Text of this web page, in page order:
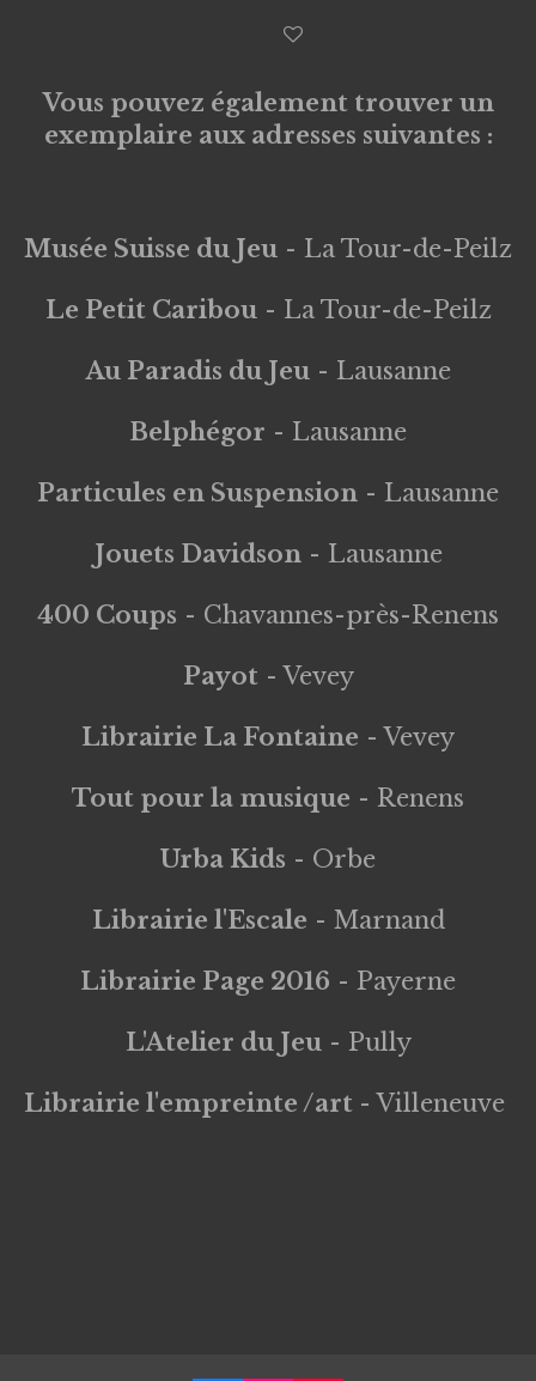
Vous pouvez également trouver un
exemplaire aux adresses suivantes :
Musée Suisse du Jeu - La Tour-de-Peilz
Le Petit Caribou- La Tour-de-Peilz
Au Paradis du Jeu- Lausanne
Belphégor - Lausanne
Particules en Suspension - Lausanne
Jouets Davidson- Lausanne
400 Coups - Chavannes-près-Renens
Payot- Vevey
Librairie La Fontaine - Vevey
Tout pour la musique - Renens
Urba Kids - Orbe
Librairie l'Escale - Marnand
Librairie Page 2016 - Payerne
L'Atelier du Jeu- Pully
Librairie l'empreinte /art - Villeneuve